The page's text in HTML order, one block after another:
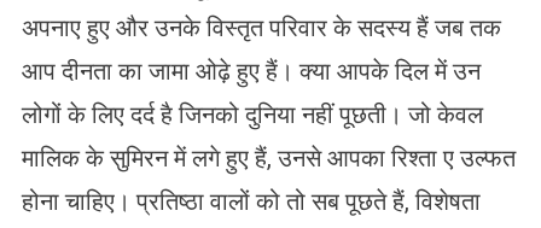
अपनाए हुए और उनके विस्तृत परिवार के सदस्य हैं जब तक
आप दीनता का जामा ओढ़े हुए हैं। क्या आपके दिल में उन
लोगों के लिए दर्द है जिनको दुनिया नहीं पूछती। जो केवल
मालिक के सुमिरन में लगे हुए हैं, उनसे आपका रिश्ता ए उल्फत
होना चाहिए। प्रतिष्ठा वालों को तो सब पूछते हैं, विशेषता